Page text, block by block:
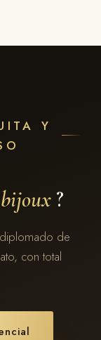
Y
?
de
con total